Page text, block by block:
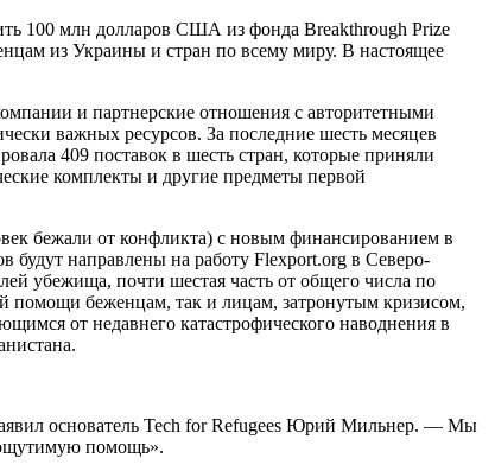
100 млн долларов США из фонда Breakthrough Prize
из Украины и стран по всему миру. В настоящее
и партнерские отношения с авторитетными
важных ресурсов. За последние шесть месяцев
409 поставок в шесть стран, которые приняли
комплекты и другие предметы первой
бежали от конфликта) с новым финансированием в
направлены на работу Flexport.org в Северо-
убежища, почти шестая часть от общего числа по
помощи беженцам, так и лицам, затронутым кризисом,
от недавнего катастрофического наводнения в
основатель Tech for Refugees Юрий Мильнер. — Мы
помощь».